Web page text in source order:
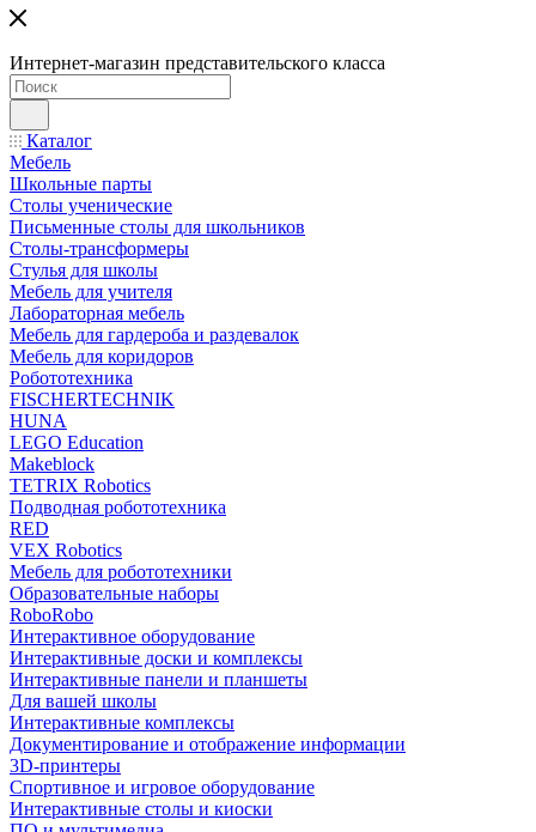
Интернет-магазин представительского класса
Каталог
Мебель
Школьные парты
Столы ученические
Письменные столы для школьников
Столы-трансформеры
Стулья для школы
Мебель для учителя
Лабораторная мебель
Мебель для гардероба и раздевалок
Мебель для коридоров
Робототехника
FISCHERTECHNIK
HUNA
LEGO Education
Makeblock
TETRIX Robotics
Подводная робототехника
RED
VEX Robotics
Мебель для робототехники
Образовательные наборы
RoboRobo
Интерактивное оборудование
Интерактивные доски и комплексы
Интерактивные панели и планшеты
Для вашей школы
Интерактивные комплексы
Документирование и отображение информации
3D-принтеры
Спортивное и игровое оборудование
Интерактивные столы и киоски